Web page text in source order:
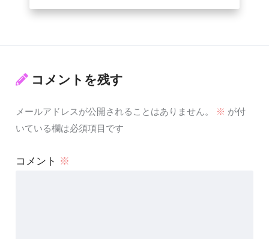
コメントを残す
メールアドレスが公開されることはありません。 ※ が付
いている欄は必須項目です
コメント ※